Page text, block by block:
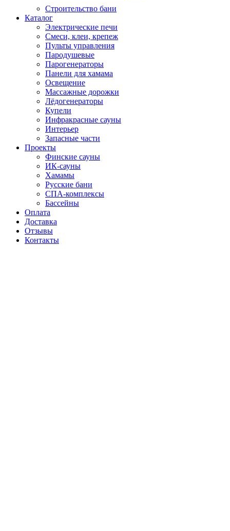
Строительство бани
Каталог
Электрические печи
Смеси, клеи, крепеж
Пульты управления
Пародушевые
Парогенераторы
Панели для хамама
Освещение
Массажные дорожки
Лёдогенераторы
Купели
Инфракрасные сауны
Интерьер
Запасные части
Проекты
Финские сауны
ИК-сауны
Хамамы
Русские бани
СПА-комплексы
Бассейны
Оплата
Доставка
Отзывы
Контакты